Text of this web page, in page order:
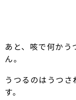
あと、咳で何かう
ん。
うつるのはうつ
す。